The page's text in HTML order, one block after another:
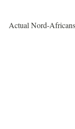
Actual Nord-